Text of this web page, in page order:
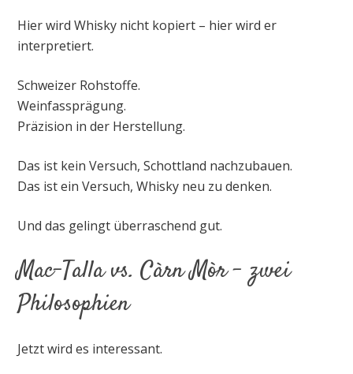
Hier wird Whisky nicht kopiert – hier wird er
interpretiert.
Schweizer Rohstoffe.
Weinfassprägung.
Präzision in der Herstellung.
Das ist kein Versuch, Schottland nachzubauen.
Das ist ein Versuch, Whisky neu zu denken.
Und das gelingt überraschend gut.
Mac-Talla vs. Càrn Mòr – zwei
Philosophien
Jetzt wird es interessant.